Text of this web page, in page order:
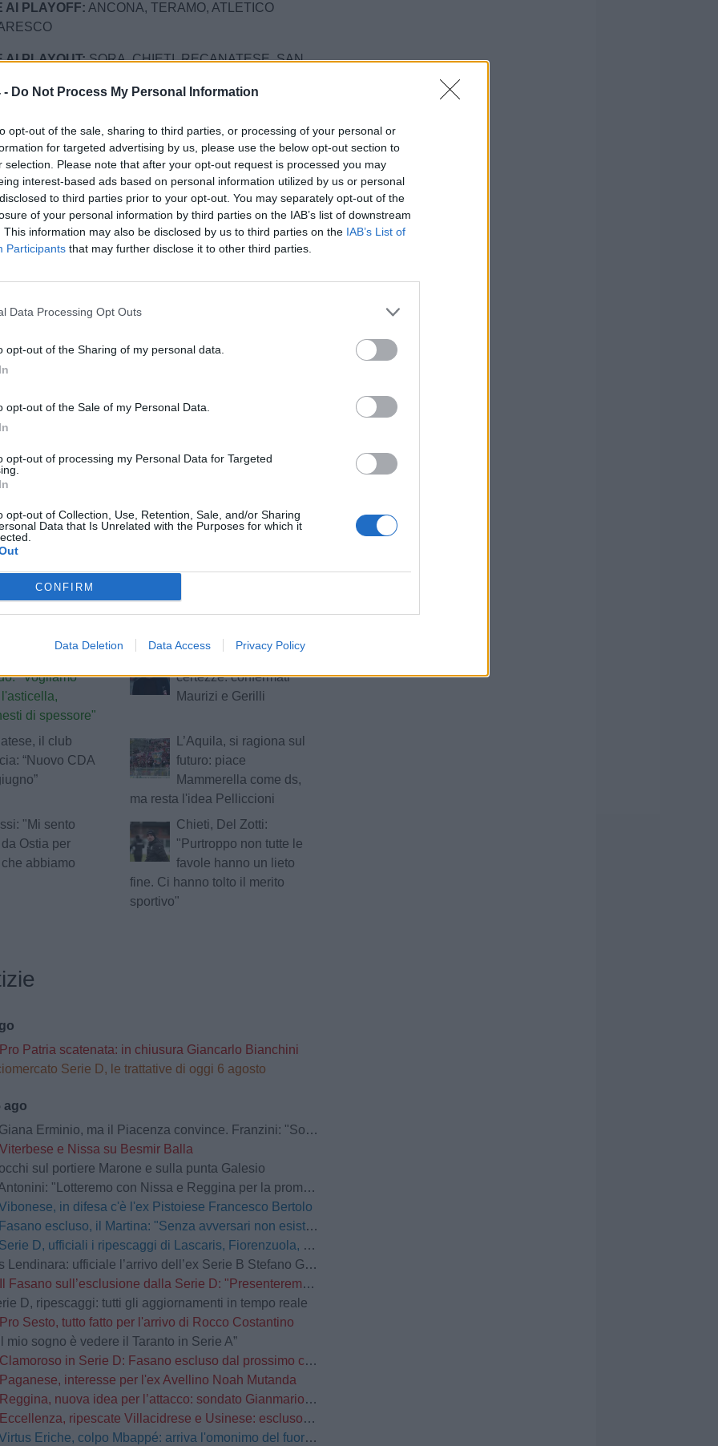
- Do Not Process My Personal Information
opt-out of the sale, sharing to third parties, or processing of your personal or
for targeted advertising by us, please use the below opt-out section to
selection. Please note that after your opt-out request is processed you may
interest-based ads based on personal information utilized by us or personal
to third parties prior to your opt-out. You may separately opt-out of the
of your personal information by third parties on the IAB’s list of downstream
This information may also be disclosed by us to third parties on the IAB’s List of
Participants that may further disclose it to other third parties.
Data Processing Opt Outs
opt-out of the Sharing of my personal data.
opt-out of the Sale of my Personal Data.
opt-out of processing my Personal Data for Targeted
opt-out of Collection, Use, Retention, Sale, and/or Sharing
Data that Is Unrelated with the Purposes for which it
CONFIRM
Data Deletion Data Access Privacy Policy
AI PLAYOFF: ANCONA, TERAMO, ATLETICO
AI PLAYOUT:SORA, CHIETI, RECANATESE, SAN
/ Data:Dom 03 maggio 2026 alle 17:35
Cagno
Tweet
- Girone F
l'Atletico Ascoli:
tutto me stesso.
a ripartire"
Polci: cedute le quote
societarie
Alfio Pelliccioni
Direttore
ULTIM'ORA
Notaresco,
difensore Recanatese e
"Vogliamo
di spessore"
certezze: confermati
Maurizi e Gerilli
il club
“Nuovo CDA
L’Aquila, si ragiona sul
futuro: piace
Mammerella come ds,
ma resta l'idea Pelliccioni
"Mi sento
Ostia per
abbiamo
Chieti, Del Zotti:
"Purtroppo non tutte le
favole hanno un lieto
fine. Ci hanno tolto il merito
sportivo"
Pro Patria scatenata: in chiusura Giancarlo Bianchini
Serie D, le trattative di oggi 6 agosto
ago
Erminio, ma il Piacenza convince. Franzini: "Soddisfatto della prestazione"
Viterbese e Nissa su Besmir Balla
sul portiere Marone e sulla punta Galesio
"Lotteremo con Nissa e Reggina per la promozione"
in difesa c'è l'ex Pistoiese Francesco Bertolo
Fasano escluso, il Martina: "Senza avversari non esistono grandi storie"
Serie D, ufficiali i ripescaggi di Lascaris, Fiorenzuola, Castellanzese, Grassina, Derthona e Tropical Coriano
ufficiale l’arrivo dell’ex Serie B Stefano Giacomelli
Il Fasano sull’esclusione dalla Serie D: "Presenteremo ricorso d’urgenza”
D, ripescaggi: tutti gli aggiornamenti in tempo reale
Pro Sesto, tutto fatto per l'arrivo di Rocco Costantino
mio sogno è vedere il Taranto in Serie A”
Clamoroso in Serie D: Fasano escluso dal prossimo campionato
Paganese, interesse per l'ex Avellino Noah Mutanda
Reggina, nuova idea per l’attacco: sondato Gianmario Comi
Eccellenza, ripescate Villacidrese e Usinese: escluso l'Olbia
Eriche, colpo Mbappé: arriva l'omonimo del fuoriclasse del Real Madrid